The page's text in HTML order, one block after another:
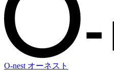
O-nest オーネスト